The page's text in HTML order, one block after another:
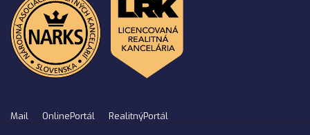
Mail OnlinePortál RealitnýPortál